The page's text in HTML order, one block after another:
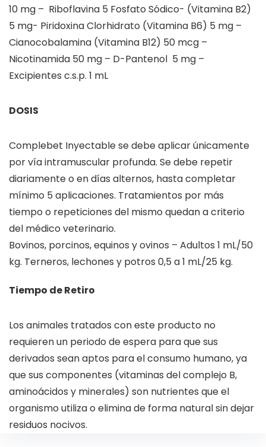
10 mg – Riboflavina 5 Fosfato Sódico- (Vitamina B2)
5 mg- Piridoxina Clorhidrato (Vitamina B6) 5 mg –
Cianocobalamina (Vitamina B12) 50 mcg –
Nicotinamida 50 mg – D-Pantenol 5 mg –
Excipientes c.s.p. 1 mL
DOSIS
Complebet Inyectable se debe aplicar únicamente
por vía intramuscular profunda. Se debe repetir
diariamente o en días alternos, hasta completar
mínimo 5 aplicaciones. Tratamientos por más
tiempo o repeticiones del mismo quedan a criterio
del médico veterinario.
Bovinos, porcinos, equinos y ovinos – Adultos 1 mL/50
kg. Terneros, lechones y potros 0,5 a 1 mL/25 kg.
Tiempo de Retiro
Los animales tratados con este producto no
requieren un periodo de espera para que sus
derivados sean aptos para el consumo humano, ya
que sus componentes (vitaminas del complejo B,
aminoácidos y minerales) son nutrientes que el
organismo utiliza o elimina de forma natural sin dejar
residuos nocivos.